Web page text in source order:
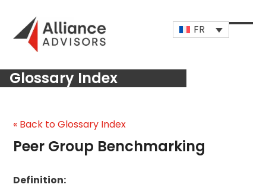
content
FR
Open
Close
Glossary Index
« Back to Glossary Index
Peer Group Benchmarking
Definition: